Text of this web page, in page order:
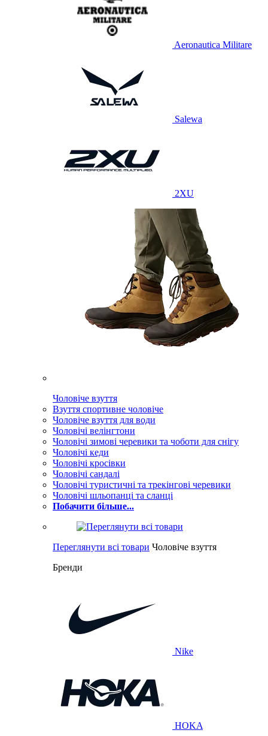
Aeronautica Militare
Salewa
2XU
Чоловіче взуття
Взуття спортивне чоловіче
Чоловіче взуття для води
Чоловічі велінгтони
Чоловічі зимові черевики та чоботи для снігу
Чоловічі кеди
Чоловічі кросівки
Чоловічі сандалі
Чоловічі туристичні та трекінгові черевики
Чоловічі шльопанці та сланці
Побачити більше...
Переглянути всі товари Чоловіче взуття
Бренди
Nike
HOKA